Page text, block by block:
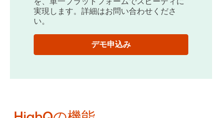
実現します。詳細はお問い合わせくださ
い。
デモ申込み